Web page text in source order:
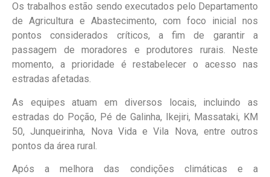
Os trabalhos estão sendo executados pelo Departamento
de Agricultura e Abastecimento, com foco inicial nos
pontos considerados críticos, a fim de garantir a
passagem de moradores e produtores rurais. Neste
momento, a prioridade é restabelecer o acesso nas
estradas afetadas.
As equipes atuam em diversos locais, incluindo as
estradas do Poção, Pé de Galinha, Ikejiri, Massataki, KM
50, Junqueirinha, Nova Vida e Vila Nova, entre outros
pontos da área rural.
Após a melhora das condições climáticas e a